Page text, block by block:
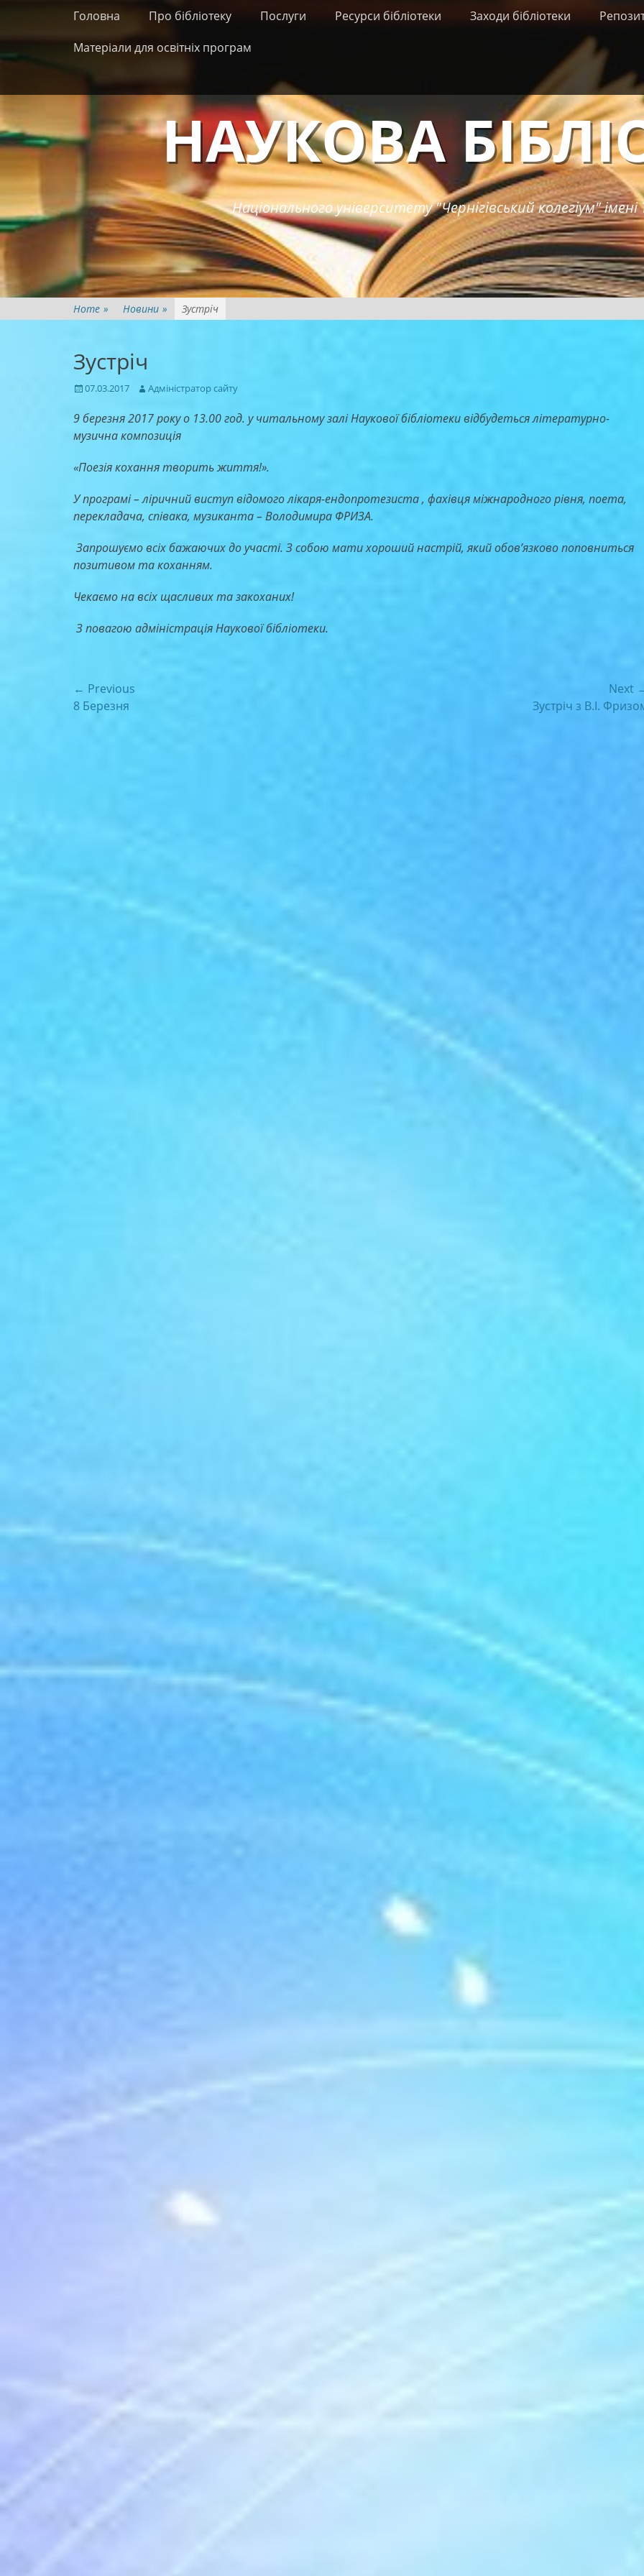
Skip
content
Primary Menu
Головна Про бібліотеку Послуги Ресурси бібліотеки Заходи бібліотеки
Матеріали для освітніх програм
НАУКОВА
Національного університету "Чернігівський колегіум"
Home » Новини » Зустріч
Зустріч
Posted
07.03.2017 Author
Адміністратор сайту
9 березня 2017 року о 13.00 год. у читальному залі Наукової бібліотеки відбудеться літературно-
музична композиція
«Поезія кохання творить життя!».
У програмі – ліричний виступ відомого лікаря-ендопротезиста , фахівця міжнародного рівня, поета,
перекладача, співака, музиканта – Володимира ФРИЗА.
Запрошуємо всіх бажаючих до участі. З собою мати хороший настрій, який обов’язково поповниться
позитивом та коханням.
Чекаємо на всіх щасливих та закоханих!
З повагою адміністрація Наукової бібліотеки.
Навігація
записів
← Previous
Previous
8 Березня
Next
Зустріч з В.І.